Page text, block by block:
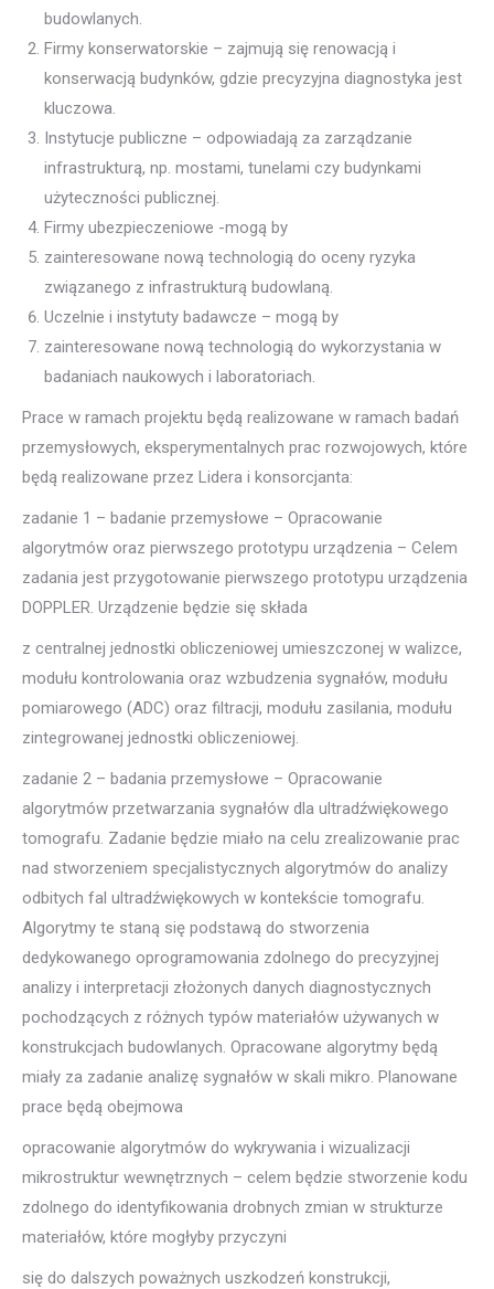
budowlanych.
Firmy konserwatorskie – zajmują się renowacją i
konserwacją budynków, gdzie precyzyjna diagnostyka jest
kluczowa.
Instytucje publiczne – odpowiadają za zarządzanie
infrastrukturą, np. mostami, tunelami czy budynkami
użyteczności publicznej.
Firmy ubezpieczeniowe -mogą by
zainteresowane nową technologią do oceny ryzyka
związanego z infrastrukturą budowlaną.
Uczelnie i instytuty badawcze – mogą by
zainteresowane nową technologią do wykorzystania w
badaniach naukowych i laboratoriach.
Prace w ramach projektu będą realizowane w ramach badań
przemysłowych, eksperymentalnych prac rozwojowych, które
będą realizowane przez Lidera i konsorcjanta:
zadanie 1 – badanie przemysłowe – Opracowanie
algorytmów oraz pierwszego prototypu urządzenia – Celem
zadania jest przygotowanie pierwszego prototypu urządzenia
DOPPLER. Urządzenie będzie się składa
z centralnej jednostki obliczeniowej umieszczonej w walizce,
modułu kontrolowania oraz wzbudzenia sygnałów, modułu
pomiarowego (ADC) oraz filtracji, modułu zasilania, modułu
zintegrowanej jednostki obliczeniowej.
zadanie 2 – badania przemysłowe – Opracowanie
algorytmów przetwarzania sygnałów dla ultradźwiękowego
tomografu. Zadanie będzie miało na celu zrealizowanie prac
nad stworzeniem specjalistycznych algorytmów do analizy
odbitych fal ultradźwiękowych w kontekście tomografu.
Algorytmy te staną się podstawą do stworzenia
dedykowanego oprogramowania zdolnego do precyzyjnej
analizy i interpretacji złożonych danych diagnostycznych
pochodzących z różnych typów materiałów używanych w
konstrukcjach budowlanych. Opracowane algorytmy będą
miały za zadanie analizę sygnałów w skali mikro. Planowane
prace będą obejmowa
opracowanie algorytmów do wykrywania i wizualizacji
mikrostruktur wewnętrznych – celem będzie stworzenie kodu
zdolnego do identyfikowania drobnych zmian w strukturze
materiałów, które mogłyby przyczyni
się do dalszych poważnych uszkodzeń konstrukcji,